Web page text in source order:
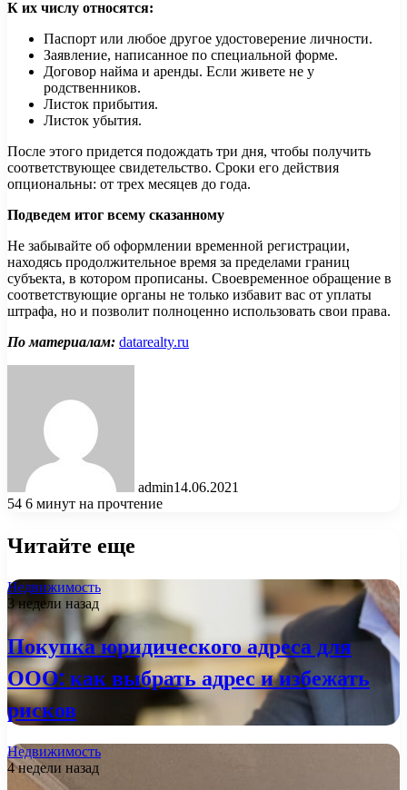
К их числу относятся:
Паспорт или любое другое удостоверение личности.
Заявление, написанное по специальной форме.
Договор найма и аренды. Если живете не у
родственников.
Листок прибытия.
Листок убытия.
После этого придется подождать три дня, чтобы получить
соответствующее свидетельство. Сроки его действия
опциональны: от трех месяцев до года.
Подведем итог всему сказанному
Не забывайте об оформлении временной регистрации,
находясь продолжительное время за пределами границ
субъекта, в котором прописаны. Своевременное обращение в
соответствующие органы не только избавит вас от уплаты
штрафа, но и позволит полноценно использовать свои права.
По материалам: datarealty.ru
admin14.06.2021
54 6 минут на прочтение
Читайте еще
Недвижимость
3 недели назад
Покупка юридического адреса для
ООО: как выбрать адрес и избежать
рисков
Недвижимость
4 недели назад